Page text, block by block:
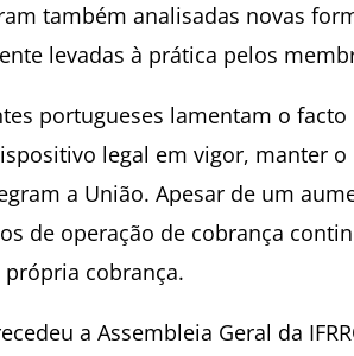
também analisadas novas
levadas à prática pelos
portugueses lamentam o
legal em vigor, manter
a União. Apesar de um
de operação de cobrança
cobrança.
a Assembleia Geral da